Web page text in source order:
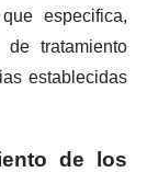
especifica,
tratamiento
establecidas
de los